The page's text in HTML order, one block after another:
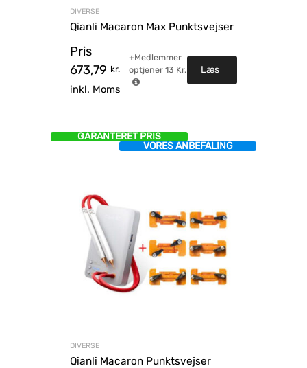
DIVERSE
Qianli Macaron Max Punktsvejser
Pris
673,79 kr.
inkl. Moms
+Medlemmer
optjener 13 Kr. Læs
GARANTERET PRIS
VORES ANBEFALING
DIVERSE
Qianli Macaron Punktsvejser